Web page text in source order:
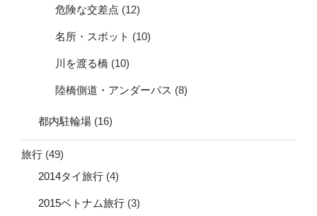
危険な交差点 (12)
名所・スポット (10)
川を渡る橋 (10)
陸橋側道・アンダーパス (8)
都内駐輪場 (16)
旅行 (49)
2014タイ旅行 (4)
2015ベトナム旅行 (3)